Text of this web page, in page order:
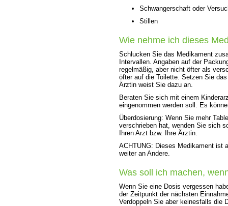
Schwangerschaft oder
Stillen
Wie nehme ich dieses
Schlucken Sie das Medikament
Intervallen. Angaben auf der
regelmäßig, aber nicht öfter als
öfter auf die Toilette. Setzen Sie
Ärztin weist Sie dazu an.
Beraten Sie sich mit einem
eingenommen werden soll. Es
Überdosierung: Wenn Sie mehr
verschrieben hat, wenden Sie sich
Ihren Arzt bzw. Ihre Ärztin.
ACHTUNG: Dieses Medikament ist
weiter an Andere.
Was soll ich machen,
Wenn Sie eine Dosis vergessen
der Zeitpunkt der nächsten
Verdoppeln Sie aber keinesfalls die